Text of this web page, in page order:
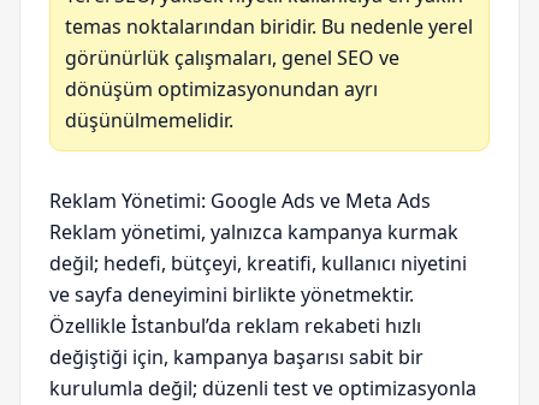
temas noktalarından biridir. Bu nedenle yerel
görünürlük çalışmaları, genel SEO ve
dönüşüm optimizasyonundan ayrı
düşünülmemelidir.
Reklam Yönetimi: Google Ads ve Meta Ads
Reklam yönetimi, yalnızca kampanya kurmak
değil; hedefi, bütçeyi, kreatifi, kullanıcı niyetini
ve sayfa deneyimini birlikte yönetmektir.
Özellikle İstanbul’da reklam rekabeti hızlı
değiştiği için, kampanya başarısı sabit bir
kurulumla değil; düzenli test ve optimizasyonla